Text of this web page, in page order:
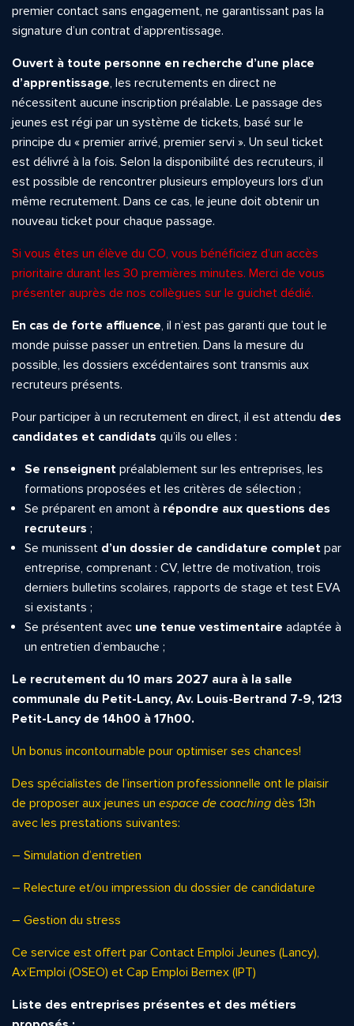
premier contact sans engagement, ne garantissant pas la
signature d’un contrat d’apprentissage.
Ouvert à toute personne en recherche d’une place
d’apprentissage, les recrutements en direct ne
nécessitent aucune inscription préalable. Le passage des
jeunes est régi par un système de tickets, basé sur le
principe du « premier arrivé, premier servi ». Un seul ticket
est délivré à la fois. Selon la disponibilité des recruteurs, il
est possible de rencontrer plusieurs employeurs lors d’un
même recrutement. Dans ce cas, le jeune doit obtenir un
nouveau ticket pour chaque passage.
Si vous êtes un élève du CO, vous bénéficiez d’un accès
prioritaire durant les 30 premières minutes. Merci de vous
présenter auprès de nos collègues sur le guichet dédié.
En cas de forte affluence, il n’est pas garanti que tout le
monde puisse passer un entretien. Dans la mesure du
possible, les dossiers excédentaires sont transmis aux
recruteurs présents.
Pour participer à un recrutement en direct, il est attendu des
candidates et candidats qu’ils ou elles :
Se renseignent préalablement sur les entreprises, les
formations proposées et les critères de sélection ;
Se préparent en amont à répondre aux questions des
recruteurs ;
Se munissent d’un dossier de candidature complet par
entreprise, comprenant : CV, lettre de motivation, trois
derniers bulletins scolaires, rapports de stage et test EVA
si existants ;
Se présentent avec une tenue vestimentaire adaptée à
un entretien d’embauche ;
Le recrutement du 10 mars 2027 aura à la salle
communale du Petit-Lancy, Av. Louis-Bertrand 7-9, 1213
Petit-Lancy de 14h00 à 17h00.
Un bonus incontournable pour optimiser ses chances!
Des spécialistes de l’insertion professionnelle ont le plaisir
de proposer aux jeunes un espace de coaching dès 13h
avec les prestations suivantes:
– Simulation d’entretien
– Relecture et/ou impression du dossier de candidature
– Gestion du stress
Ce service est offert par Contact Emploi Jeunes (Lancy),
Ax’Emploi (OSEO) et Cap Emploi Bernex (IPT)
Liste des entreprises présentes et des métiers